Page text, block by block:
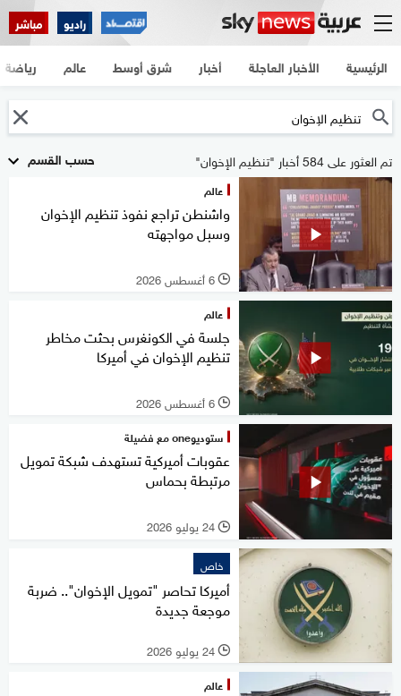
راديو مباشر
الرئيسية الأخبار العاجلة أخبار شرق أوسط عالم رياضة
حسب القسم تم العثور على 584 أخبار "تنظيم الإخوان"
عالم
واشنطن تراجع نفوذ تنظيم الإخوان
وسبل مواجهته
l 6 أغسطس 2026
عالم
جلسة في الكونغرس بحثت مخاطر
تنظيم الإخوان في أميركا
l 6 أغسطس 2026
ستوديوone مع فضيلة
عقوبات أميركية تستهدف شبكة تمويل
مرتبطة بحماس
l 24 يوليو 2026
خاص
أميركا تحاصر "تمويل الإخوان".. ضربة
موجعة جديدة
l 24 يوليو 2026
عالم